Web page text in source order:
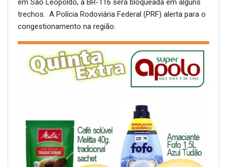
em São Leopoldo, a BR-116 será bloqueada em alguns
trechos. A Polícia Rodoviária Federal (PRF) alerta para o
congestionamento na região.